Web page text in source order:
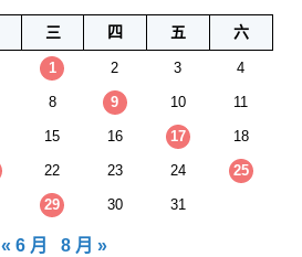
三 四 五 六
1 2 3 4
8 9 10 11
15 16 17 18
22 23 24 25
29 30 31
« 6 月 8 月 »